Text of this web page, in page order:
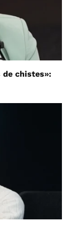
de chistes»: